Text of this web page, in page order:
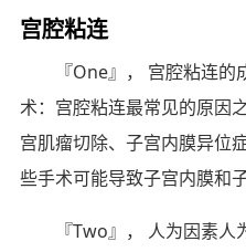
宫腔粘连
『One』， 宫腔粘连
术：宫腔粘连最常见的原因
宫肌瘤切除、子宫内膜异位
些手术可能导致子宫内膜和
『Two』， 人为因素